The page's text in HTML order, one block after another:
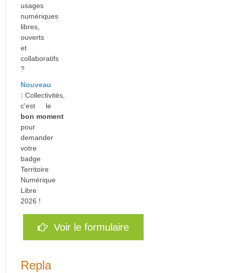
usages
numériques
libres,
ouverts
et
collaboratifs
?
Nouveau
: Collectivités,
c'est le
bon moment
pour
demander
votre
badge
Territoire
Numérique
Libre
2026 !
Voir le formulaire
Replays